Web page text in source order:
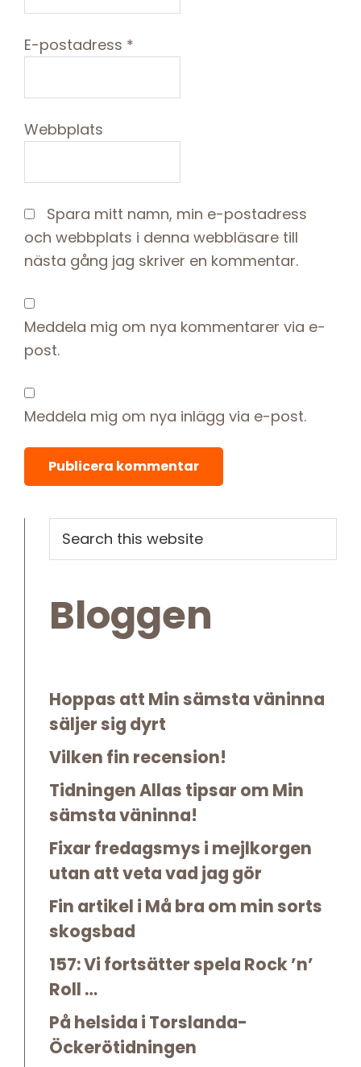
E-postadress *
Webbplats
Spara mitt namn, min e-postadress
och webbplats i denna webbläsare till
nästa gång jag skriver en kommentar.
Meddela mig om nya kommentarer via e-
post.
Meddela mig om nya inlägg via e-post.
Primary
Sidebar
this
website
Bloggen
Hoppas att Min sämsta väninna
säljer sig dyrt
Vilken fin recension!
Tidningen Allas tipsar om Min
sämsta väninna!
Fixar fredagsmys i mejlkorgen
utan att veta vad jag gör
Fin artikel i Må bra om min sorts
skogsbad
157: Vi fortsätter spela Rock ’n’
Roll …
På helsida i Torslanda-
Öckerötidningen